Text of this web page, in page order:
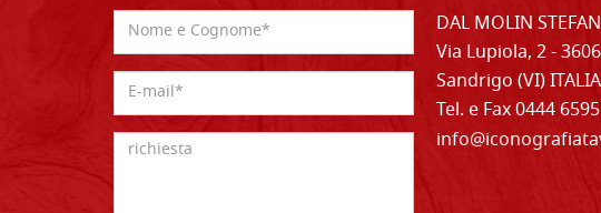
DAL MOLIN
Via Lupiola, 2 -
Sandrigo (VI) ITALIA
Tel. e Fax 0444